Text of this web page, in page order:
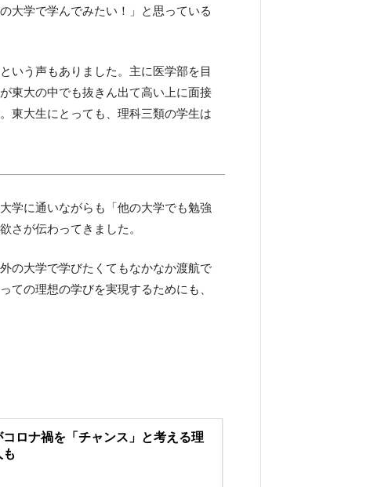
大学で学んでみたい！」と思っている
という声もありました。主に医学部を目
東大の中でも抜きん出て高い上に面接
東大生にとっても、理科三類の学生は
学に通いながらも「他の大学でも勉強
さが伝わってきました。
の大学で学びたくてもなかなか渡航で
ての理想の学びを実現するためにも、
ロナ禍を「チャンス」と考える理